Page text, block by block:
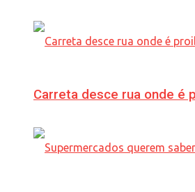
Carreta desce rua onde é